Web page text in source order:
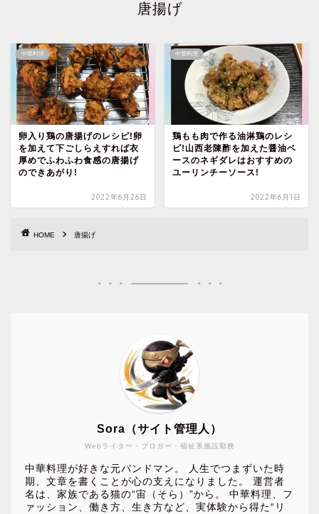
唐揚げ
中華料理
卵入り鶏の唐揚げのレシピ!卵
を加えて下ごしらえすれば衣
厚めでふわふわ食感の唐揚げ
のできあがり!
2022年6月26日
中華料理
鶏もも肉で作る油淋鶏のレシ
ピ!山西老陳酢を加えた醤油ベ
ースのネギダレはおすすめの
ユーリンチーソース!
2022年6月1日
HOME 唐揚げ
Webライター・ブロガー・福祉系施設勤務
Sora（サイト管理人）
中華料理が好きな元バンドマン。 人生でつまずいた時
期、文章を書くことが心の支えになりました。 運営者
名は、家族である猫の“宙（そら）”から。 中華料理、フ
ァッション、働き方、生き方など、実体験から得た“リ